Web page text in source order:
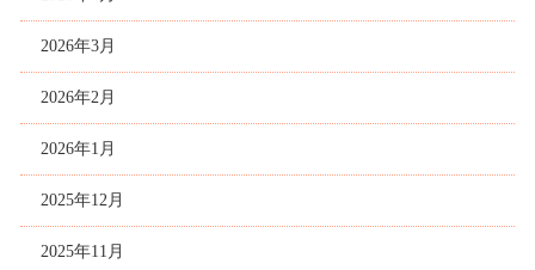
2026年3月
2026年2月
2026年1月
2025年12月
2025年11月